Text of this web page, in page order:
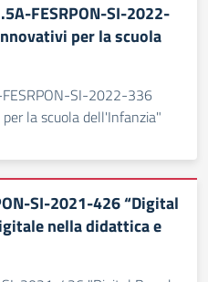
FESRPON-SI-2022-
per la scuola
SI-2022-336
la scuola dell'Infanzia"
SI-2021-426 “Digital
nella didattica e